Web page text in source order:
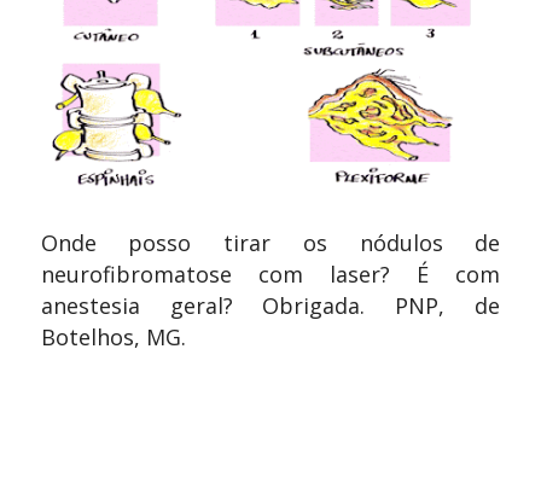
Onde posso tirar os nódulos de
neurofibromatose com laser? É com
anestesia geral? Obrigada. PNP, de
Botelhos, MG.